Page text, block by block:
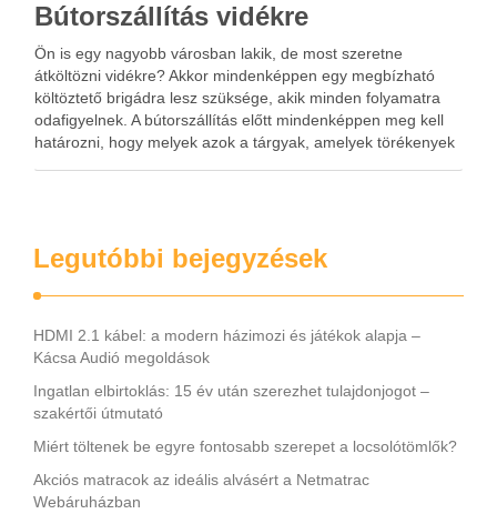
Bútorszállítás vidékre
Ön is egy nagyobb városban lakik, de most szeretne
átköltözni vidékre? Akkor mindenképpen egy megbízható
költöztető brigádra lesz szüksége, akik minden folyamatra
odafigyelnek. A bútorszállítás előtt mindenképpen meg kell
határozni, hogy melyek azok a tárgyak, amelyek törékenyek
Legutóbbi bejegyzések
HDMI 2.1 kábel: a modern házimozi és játékok alapja –
Kácsa Audió megoldások
Ingatlan elbirtoklás: 15 év után szerezhet tulajdonjogot –
szakértői útmutató
Miért töltenek be egyre fontosabb szerepet a locsolótömlők?
Akciós matracok az ideális alvásért a Netmatrac
Webáruházban